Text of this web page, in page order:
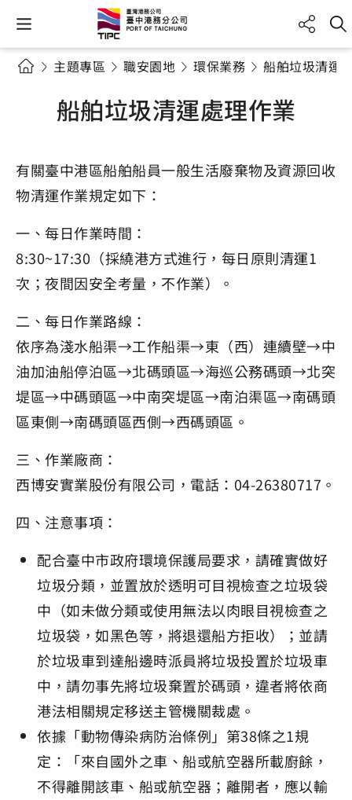
主題專區 職安園地 環保業務 船舶垃圾清運
船舶垃圾清運處理作業
有關臺中港區船舶船員一般生活廢棄物及資源回收
物清運作業規定如下：
一、每日作業時間：
8:30~17:30（採繞港方式進行，每日原則清運1
次；夜間因安全考量，不作業）。
二、每日作業路線：
依序為淺水船渠→工作船渠→東（西）連續壁→中
油加油船停泊區→北碼頭區→海巡公務碼頭→北突
堤區→中碼頭區→中南突堤區→南泊渠區→南碼頭
區東側→南碼頭區西側→西碼頭區。
三、作業廠商：
西博安實業股份有限公司，電話：04-26380717。
四、注意事項：
配合臺中市政府環境保護局要求，請確實做好
垃圾分類，並置放於透明可目視檢查之垃圾袋
中（如未做分類或使用無法以肉眼目視檢查之
垃圾袋，如黑色等，將退還船方拒收）；並請
於垃圾車到達船邊時派員將垃圾投置於垃圾車
中，請勿事先將垃圾棄置於碼頭，違者將依商
港法相關規定移送主管機關裁處。
依據「動物傳染病防治條例」第38條之1規
定：「來自國外之車、船或航空器所載廚餘，
不得離開該車、船或航空器；離開者，應以輸